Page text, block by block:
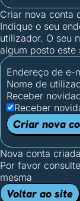
Criar nova conta
Indique o seu
utilizador. O seu
algum posto este
Endereço de e-
Nome de
Receber
Receber
Criar nova
Nova conta criada
Por favor
mesma
Voltar ao site